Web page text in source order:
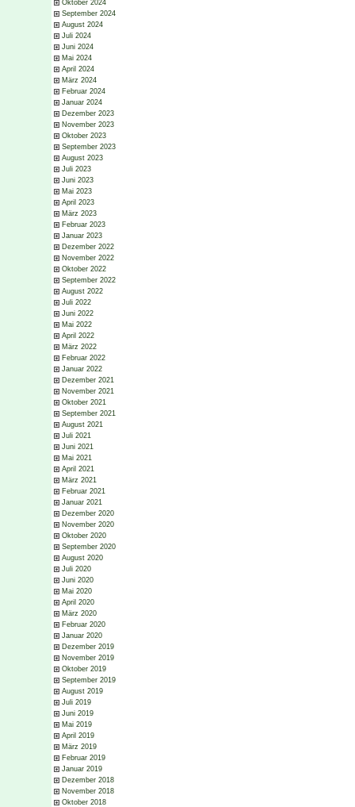
Oktober 2024
September 2024
August 2024
Juli 2024
Juni 2024
Mai 2024
April 2024
März 2024
Februar 2024
Januar 2024
Dezember 2023
November 2023
Oktober 2023
September 2023
August 2023
Juli 2023
Juni 2023
Mai 2023
April 2023
März 2023
Februar 2023
Januar 2023
Dezember 2022
November 2022
Oktober 2022
September 2022
August 2022
Juli 2022
Juni 2022
Mai 2022
April 2022
März 2022
Februar 2022
Januar 2022
Dezember 2021
November 2021
Oktober 2021
September 2021
August 2021
Juli 2021
Juni 2021
Mai 2021
April 2021
März 2021
Februar 2021
Januar 2021
Dezember 2020
November 2020
Oktober 2020
September 2020
August 2020
Juli 2020
Juni 2020
Mai 2020
April 2020
März 2020
Februar 2020
Januar 2020
Dezember 2019
November 2019
Oktober 2019
September 2019
August 2019
Juli 2019
Juni 2019
Mai 2019
April 2019
März 2019
Februar 2019
Januar 2019
Dezember 2018
November 2018
Oktober 2018